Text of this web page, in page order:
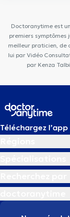
Doctoranytime est
premiers symptômes
meilleur praticien, de
lui par Vidéo
par Kenza
Téléchargez l’app